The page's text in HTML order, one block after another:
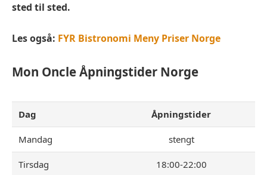
sted til sted.
Les også: FYR Bistronomi Meny Priser Norge
Mon OncleÅpningstider Norge
Dag Åpningstider
Mandag stengt
Tirsdag 18:00-22:00